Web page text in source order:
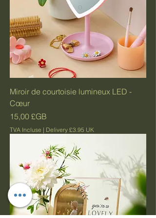
Miroir de courtoisie lumineux LED -
Cœur
Prix
15,00 £GB
TVA Incluse | Delivery £3.95 UK